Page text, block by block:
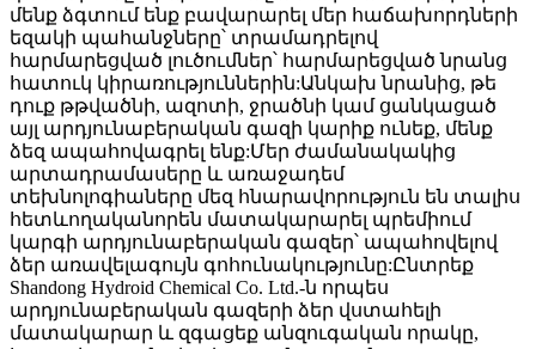
մենք ձգտում ենք բավարարել մեր հաճախորդների
եզակի պահանջները՝ տրամադրելով
հարմարեցված լուծումներ՝ հարմարեցված նրանց
հատուկ կիրառություններին:Անկախ նրանից, թե
դուք թթվածնի, ազոտի, ջրածնի կամ ցանկացած
այլ արդյունաբերական գազի կարիք ունեք, մենք
ձեզ ապահովագրել ենք:Մեր ժամանակակից
արտադրամասերը և առաջադեմ
տեխնոլոգիաները մեզ հնարավորություն են տալիս
հետևողականորեն մատակարարել պրեմիում
կարգի արդյունաբերական գազեր՝ ապահովելով
ձեր առավելագույն գոհունակությունը:Ընտրեք
Shandong Hydroid Chemical Co. Ltd.-ն որպես
արդյունաբերական գազերի ձեր վստահելի
մատակարար և զգացեք անզուգական որակը,